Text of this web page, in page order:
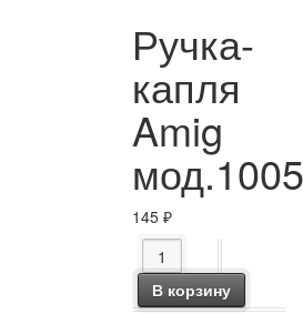
Ручка-
капля
Amig
145₽
Количество товара
В корзину